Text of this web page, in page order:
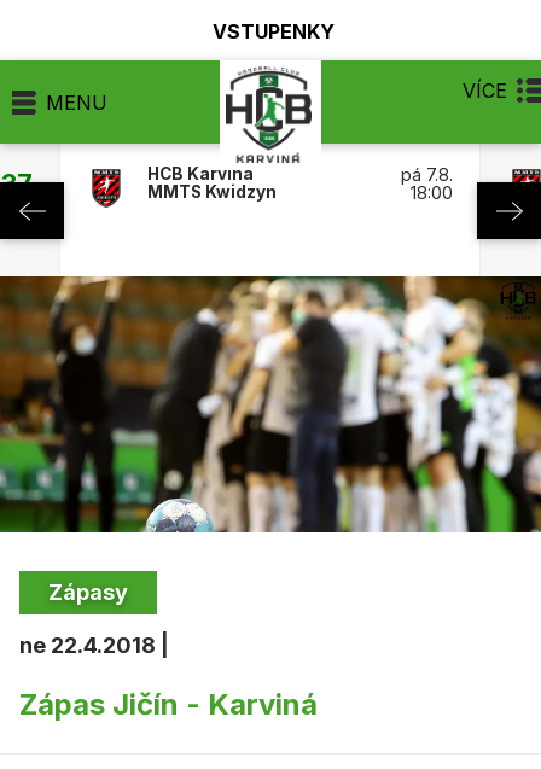
VSTUPENKY
MENU VÍCE
HCB Karviná
MMTS Kwidzyn
pá 7.8.
18:00
Zápasy
ne 22.4.2018 |
Zápas Jičín - Karviná